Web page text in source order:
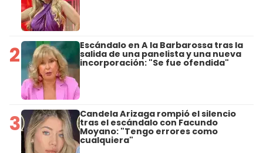
2 Escándalo en A la Barbarossa tras la
salida de una panelista y una nueva
incorporación: "Se fue ofendida"
3 Candela Arizaga rompió el silencio
tras el escándalo con Facundo
Moyano: "Tengo errores como
cualquiera"